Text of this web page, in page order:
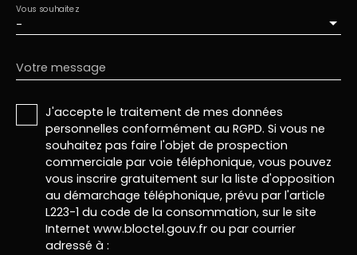
-
Vous souhaitez
Votre message
J'accepte le traitement de mes données
personnelles conformément au RGPD. Si vous ne
souhaitez pas faire l'objet de prospection
commerciale par voie téléphonique, vous pouvez
vous inscrire gratuitement sur la liste d'opposition
au démarchage téléphonique, prévu par l'article
L223-1 du code de la consommation, sur le site
Internet www.bloctel.gouv.fr ou par courrier
adressé à :